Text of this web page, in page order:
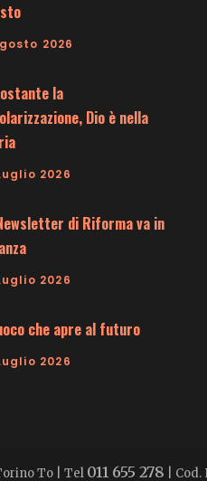
2026
la
Dio è nella
2026
di Riforma va in
2026
che apre al futuro
2026
To | Tel 011 655 278 | Cod.